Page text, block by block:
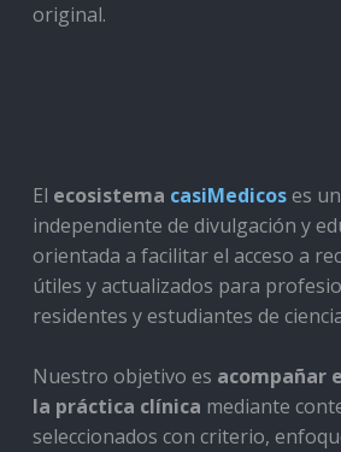
original.
El ecosistema casiMedicoses
independiente de divulgación y
orientada a facilitar el acceso a
útiles y actualizados para
residentes y estudiantes de
Nuestro objetivo es acompañar
la práctica clínica mediante
seleccionados con criterio,